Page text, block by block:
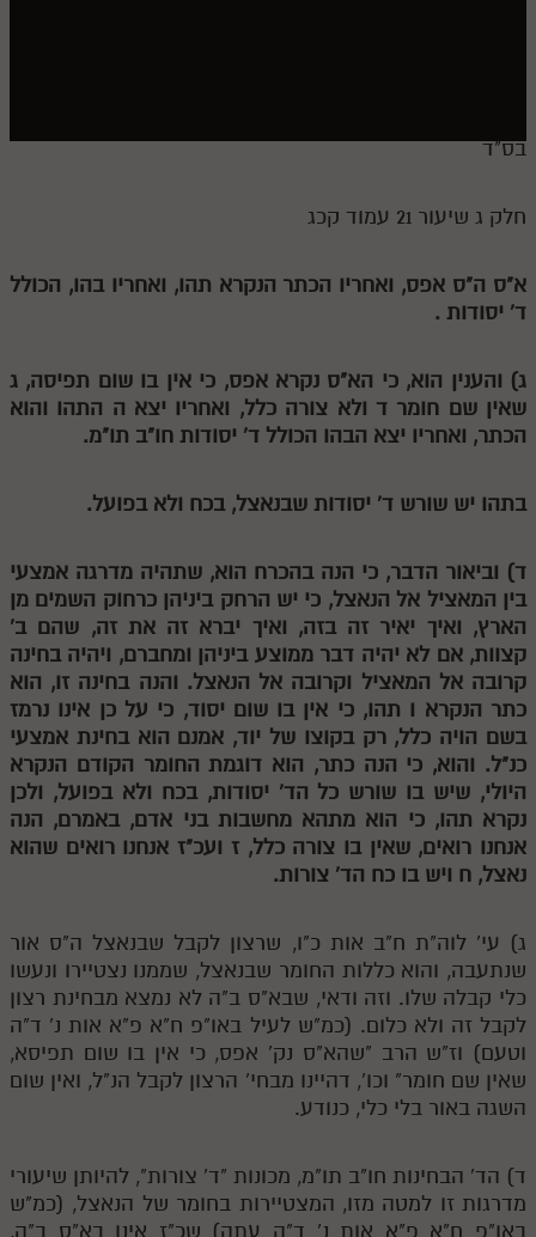
חלק יג
חלק טו
בית שער הכוונות
שידור חי
הזמן סט תע"ס
מנוע חיפוש בספרים
תלמוד עשר הספירות בעיון
תלמוד עשר הספירות חלק א
תע"ס חלק ב' עיון
תע"ס חלק ג' עיון
תלמוד עשר הספירות חלק ד
תלמוד עשר הספירות חלק ה
תלמוד עשר הספירות חלק ו
תלמוד עשר הספירות חלק ז
תלמוד עשר הספירות חלק ח
תלמוד עשר הספירות חלק ט
תלמוד עשר הספירות חלק י
תלמוד עשר הספירות חלק יא
תלמוד עשר הספירות חלק יג
בס"ד
חלק ג שיעור 21 עמוד קכג
א"ס ה"ס אפס, ואחריו הכתר הנקרא תהו, ואחריו בהו, הכולל
ד' יסודות .
ג) והענין הוא, כי הא"ס נקרא אפס, כי אין בו שום תפיסה, ג
שאין שם חומרד ולא צורה כלל, ואחריו יצא ה התהו והוא
הכתר, ואחריו יצא הבהו הכולל ד' יסודות חו"ב תו"מ.
בתהו יש שורש ד' יסודות שבנאצל, בכח ולא בפועל.
ד) וביאור הדבר, כי הנה בהכרח הוא, שתהיה מדרגה אמצעי
בין המאציל אל הנאצל, כי יש הרחק ביניהן כרחוק השמים מן
הארץ, ואיך יאיר זה בזה, ואיך יברא זה את זה, שהם ב'
קצוות, אם לא יהיה דבר ממוצע ביניהן ומחברם, ויהיה בחינה
קרובה אל המאציל וקרובה אל הנאצל. והנה בחינה זו, הוא
כתר הנקרא ו תהו, כי אין בו שום יסוד, כי על כן אינו נרמז
בשם הויה כלל, רק בקוצו של יוד, אמנם הוא בחינת אמצעי
כנ"ל. והוא, כי הנה כתר, הוא דוגמת החומר הקודם הנקרא
היולי, שיש בו שורש כל הד' יסודות, בכח ולא בפועל, ולכן
נקרא תהו, כי הוא מתהא מחשבות בני אדם, באמרם, הנה
אנחנו רואים, שאין בו צורה כלל,ז ועכ"ז אנחנו רואים שהוא
נאצל, ח ויש בו כח הד' צורות.
ג) עי' לוה"ת ח"ב אות כ"ו, שרצון לקבל שבנאצל ה"ס אור
שנתעבה, והוא כללות החומר שבנאצל, שממנו נצטיירו ונעשו
כלי קבלה שלו. וזה ודאי, שבא"ס ב"ה לא נמצא מבחינת רצון
לקבל זה ולא כלום. (כמ"ש לעיל באו"פ ח"א פ"א אות נ' ד"ה
וטעם) וז"ש הרב "שהא"ס נק' אפס, כי אין בו שום תפיסא,
שאין שם חומר" וכו', דהיינו מבחי' הרצון לקבל הנ"ל, ואין שום
השגה באור בלי כלי, כנודע.
ד) הד' הבחינות חו"ב תו"מ, מכונות "ד' צורות", להיותן שיעורי
מדרגות זו למטה מזו, המצטיירות בחומר של הנאצל, (כמ"ש
באו"פ ח"א פ"א אות נ' ד"ה עתה) שכ"ז אינו בא"ס ב"ה,